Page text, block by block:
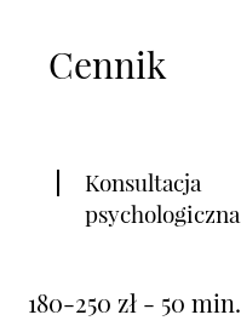
Cennik
Konsultacja
psychologiczna
180-250 zł - 50 min.